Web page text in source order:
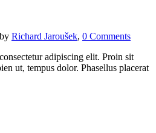
Richard Jaroušek, 0 Comments
adipiscing elit. Proin sit
ut, tempus dolor. Phasellus placerat